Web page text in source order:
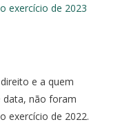
exercício de 2023
e a quem
data, não foram
exercício de 2022.